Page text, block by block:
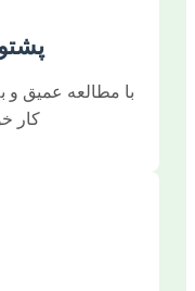
با مطالعه عمیق و
کار